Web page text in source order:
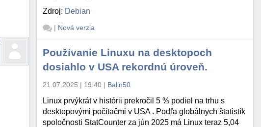
Zdroj: Debian
| Nová verzia
Používanie Linuxu na desktopoch
dosiahlo v USA rekordnú úroveň.
21.07.2025 | 19:40 | Balin50
Linux prvýkrát v histórii prekročil 5 % podiel na trhu s
desktopovými počítačmi v USA . Podľa globálnych štatistík
spoločnosti StatCounter za jún 2025 má Linux teraz 5,04